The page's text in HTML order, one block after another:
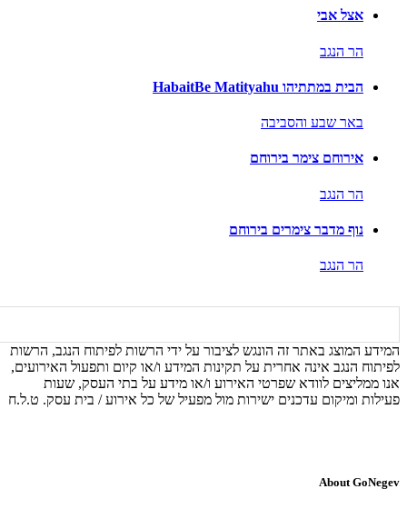
אצל אבי
הר הנגב
הבית במתתיהו HabaitBe Matityahu
באר שבע והסביבה
אירוחם צימר בירוחם
הר הנגב
נוף מדבר צימרים בירוחם
הר הנגב
המידע המוצג באתר זה הונגש לציבור על ידי הרשות לפיתוח הנגב, הרשות
לפיתוח הנגב אינה אחרית על תקינות המידע ו/או קיום ותפעול האירועים,
אנו ממליצים לוודא שפרטי האירוע ו/או מידע על בתי העסק, שעות
פעילות ומיקום עדכנים ישירות מול מפעיל של כל אירוע / בית עסק. ט.ל.ח
About GoNegev